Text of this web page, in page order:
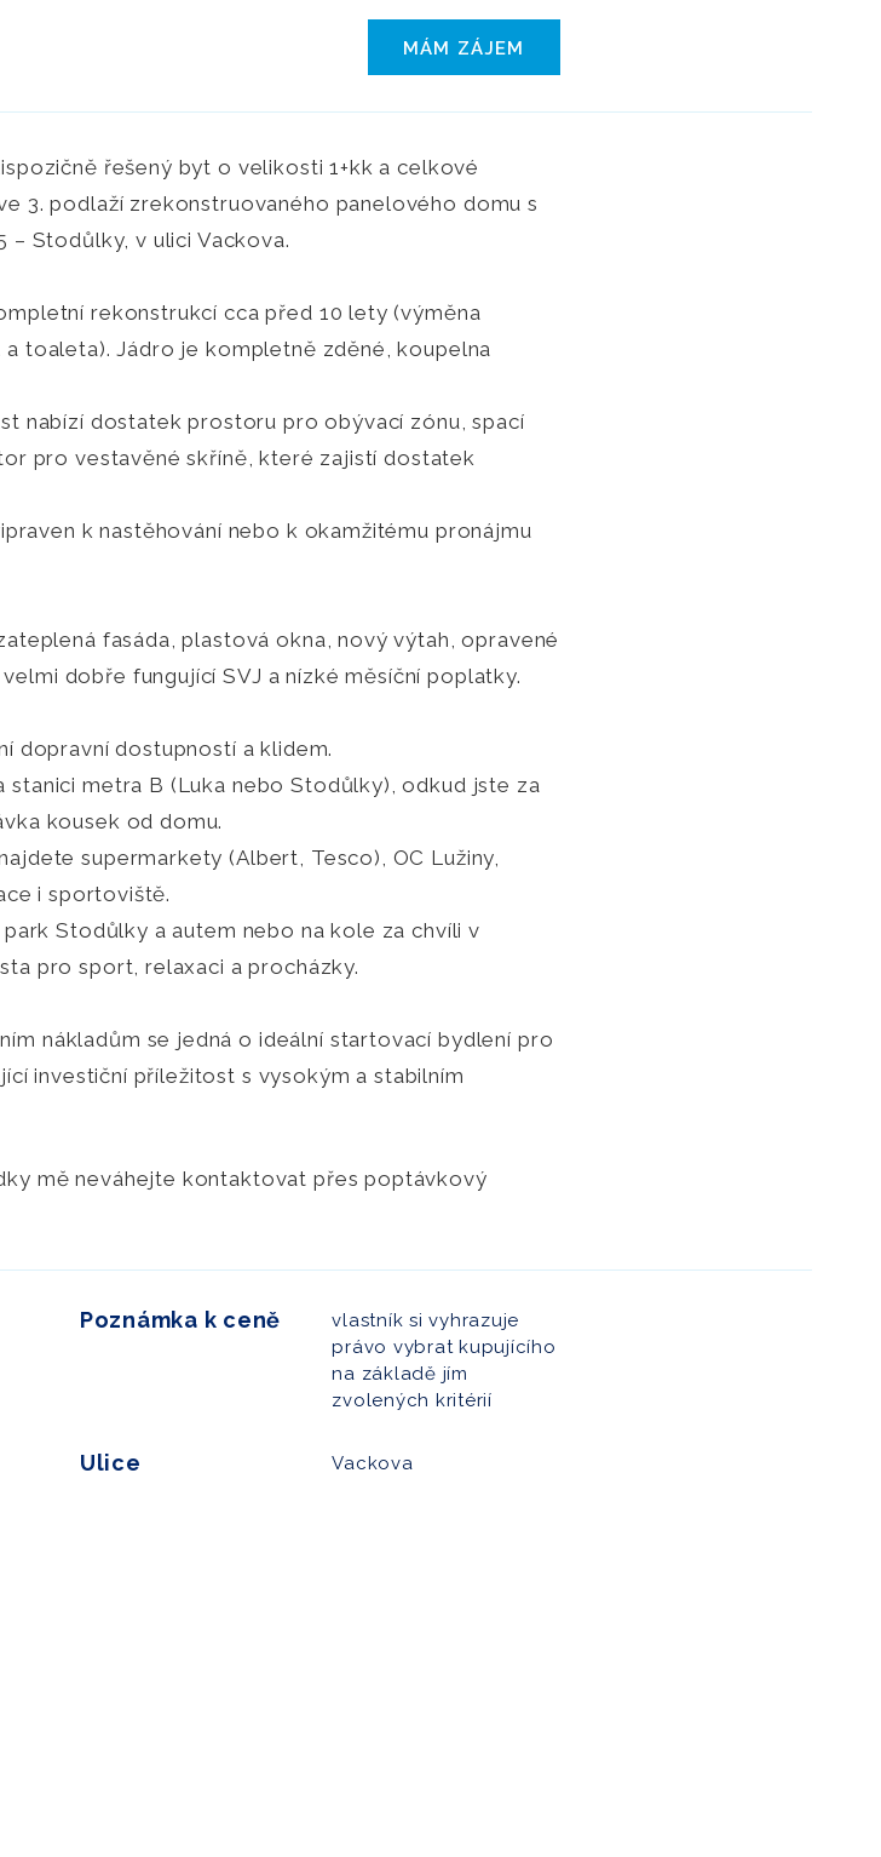
MÁM ZÁJEM
řešený byt o velikosti 1+kk a celkové
3. podlaží zrekonstruovaného panelového domu s
– Stodůlky, v ulici Vackova.
rekonstrukcí cca před 10 lety (výměna
toaleta). Jádro je kompletně zděné, koupelna
nabízí dostatek prostoru pro obývací zónu, spací
pro vestavěné skříně, které zajistí dostatek
k nastěhování nebo k okamžitému pronájmu
fasáda, plastová okna, nový výtah, opravené
dobře fungující SVJ a nízké měsíční poplatky.
dopravní dostupností a klidem.
stanici metra B (Luka nebo Stodůlky), odkud jste za
kousek od domu.
supermarkety (Albert, Tesco), OC Lužiny,
i sportoviště.
Stodůlky a autem nebo na kole za chvíli v
pro sport, relaxaci a procházky.
nákladům se jedná o ideální startovací bydlení pro
investiční příležitost s vysokým a stabilním
mě neváhejte kontaktovat přes poptávkový
Poznámka k ceně
vlastník si vyhrazuje
právo vybrat kupujícího
na základě jím
zvolených kritérií
Ulice Vackova